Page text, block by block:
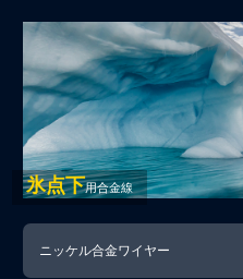
氷点下用合金線
ニッケル合金ワイヤー